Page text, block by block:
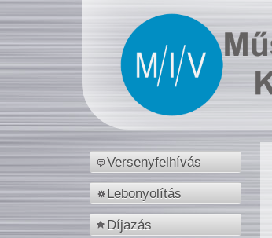
Versenyfelhívás
Lebonyolítás
Díjazás